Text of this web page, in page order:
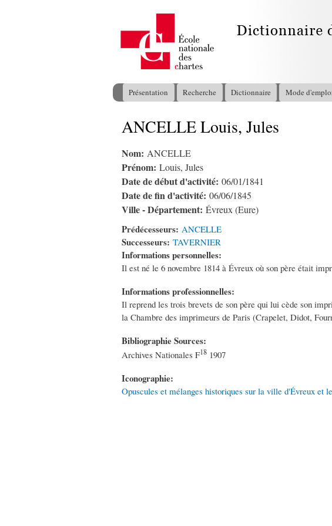
Menu principal
Présentation Recherche Dictionnaire Mode
Vous êtes ici
ANCELLE Louis, Jules
Nom: ANCELLE
Prénom: Louis, Jules
Date de début d'activité: 06/01/1841
Date de fin d'activité: 06/06/1845
Ville - Département: Évreux (Eure)
Prédécesseurs: ANCELLE
Successeurs: TAVERNIER
Informations personnelles:
Il est né le 6 novembre 1814 à Évreux où son père était
Informations professionnelles:
Il reprend les trois brevets de son père qui lui cède son
la Chambre des imprimeurs de Paris (Crapelet, Didot,
Bibliographie Sources:
Archives Nationales F18 1907
Iconographie:
Opuscules et mélanges historiques sur la ville d'Évreux et